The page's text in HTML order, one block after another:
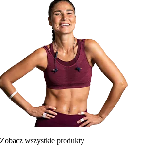
Zobacz wszystkie produkty